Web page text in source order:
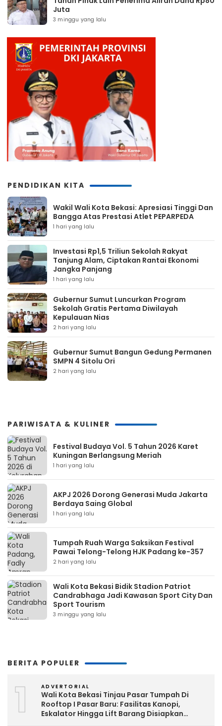
Juta
3 minggu yang lalu
PENDIDIKAN KITA
Wakil Wali Kota Bekasi: Apresiasi Tinggi Dan
Bangga Atas Prestasi Atlet PEPARPEDA
1 hari yang lalu
Investasi Rp1,5 Triliun Sekolah Rakyat
Tanjung Alam, Ciptakan Rantai Ekonomi
Jangka Panjang
1 hari yang lalu
Gubernur Sumut Luncurkan Program
Sekolah Gratis Pertama Diwilayah
Kepulauan Nias
2 hari yang lalu
Gubernur Sumut Bangun Gedung Permanen
SMPN 4 Sitolu Ori
2 hari yang lalu
PARIWISATA & KULINER
Festival Budaya Vol. 5 Tahun 2026 Karet
Kuningan Berlangsung Meriah
1 hari yang lalu
AKPJ 2026 Dorong Generasi Muda Jakarta
Berdaya Saing Global
1 hari yang lalu
Tumpah Ruah Warga Saksikan Festival
Pawai Telong-Telong HJK Padang ke-357
2 hari yang lalu
Wali Kota Bekasi Bidik Stadion Patriot
Candrabhaga Jadi Kawasan Sport City Dan
Sport Tourism
3 minggu yang lalu
BERITA POPULER
1 ADVERTORIAL
Wali Kota Bekasi Tinjau Pasar Tumpah Di
Rooftop I Pasar Baru: Fasilitas Kanopi,
Eskalator Hingga Lift Barang Disiapkan